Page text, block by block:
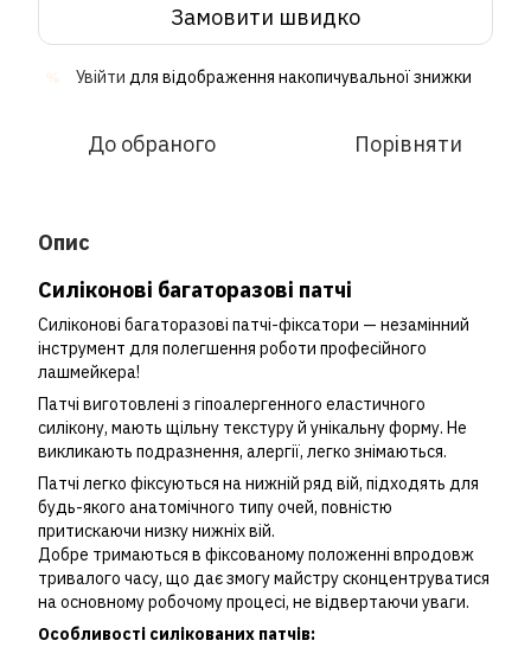
Замовити швидко
Увійти для відображення накопичувальної знижки
До обраного Порівняти
Опис
Силіконові багаторазові патчі
Силіконові багаторазові патчі-фіксатори — незамінний
інструмент для полегшення роботи професійного
лашмейкера!
Патчі виготовлені з гіпоалергенного еластичного
силікону, мають щільну текстуру й унікальну форму. Не
викликають подразнення, алергії, легко знімаються.
Патчі легко фіксуються на нижній ряд вій, підходять для
будь-якого анатомічного типу очей, повністю
притискаючи низку нижніх вій.
Добре тримаються в фіксованому положенні впродовж
тривалого часу, що дає змогу майстру сконцентруватися
на основному робочому процесі, не відвертаючи уваги.
Особливості силікованих патчів: